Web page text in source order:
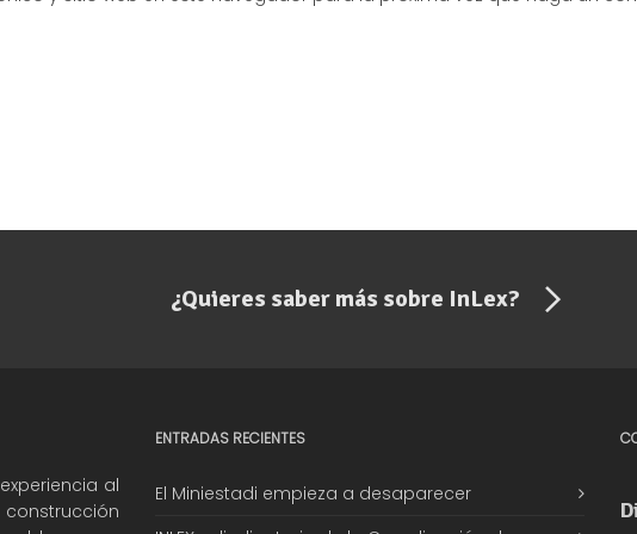
¿Quieres saber más sobre InLex?
al
ENTRADAS RECIENTES
El Miniestadi empieza a desaparecer